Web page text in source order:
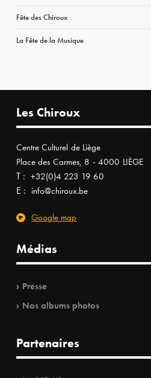
Fête des Chiroux
La Fête de la Musique
Les Chiroux
Centre Culturel de Liège
Place des Carmes, 8 - 4000 LIÈGE
T : +32(0)4 223 19 60
E : info@chiroux.be
Google map
Médias
Presse
Nos albums photos
Partenaires